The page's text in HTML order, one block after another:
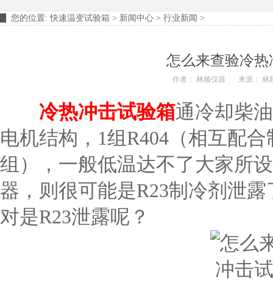
您的位置:快速温变试验箱 > 新闻中心 > 行业新闻 >
怎么来查验冷
作者： 林频仪器 来源： 林
冷热冲击试验箱通冷却柴
电机结构，1组R404（相互配
组），一般低温达不了大家所
器，则很可能是R23制冷剂泄
对是R23泄露呢？